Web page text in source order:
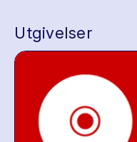
Utgivelser